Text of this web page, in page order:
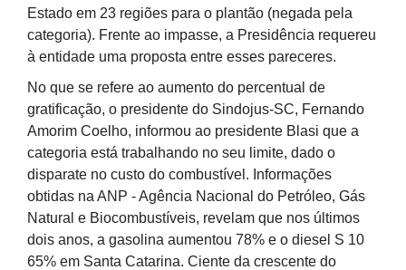
Estado em 23 regiões para o plantão (negada pela
categoria). Frente ao impasse, a Presidência requereu
à entidade uma proposta entre esses pareceres.
No que se refere ao aumento do percentual de
gratificação, o presidente do Sindojus-SC, Fernando
Amorim Coelho, informou ao presidente Blasi que a
categoria está trabalhando no seu limite, dado o
disparate no custo do combustível. Informações
obtidas na ANP - Agência Nacional do Petróleo, Gás
Natural e Biocombustíveis, revelam que nos últimos
dois anos, a gasolina aumentou 78% e o diesel S 10
65% em Santa Catarina. Ciente da crescente do